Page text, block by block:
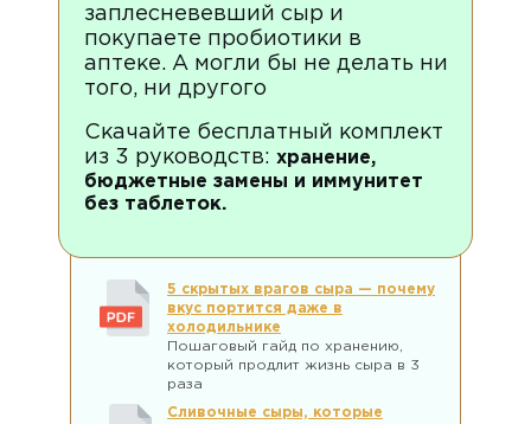
заплесневевший сыр и
покупаете пробиотики в
аптеке. А могли бы не делать ни
того, ни другого
Скачайте бесплатный комплект
из 3 руководств: хранение,
бюджетные замены и иммунитет
без таблеток.
5 скрытых врагов сыра — почему
вкус портится даже в
холодильнике
Пошаговый гайд по хранению,
который продлит жизнь сыра в 3
раза
Сливочные сыры, которые